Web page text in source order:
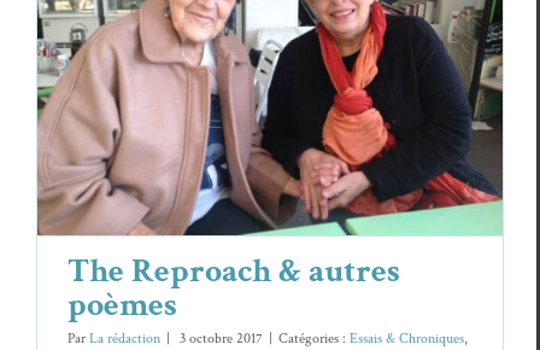
The Reproach & autres poèmes
Essais & Chroniques Judith Rodriguez
The Reproach & autres
poèmes
ParLa rédaction 3 octobre 2017 Catégories : Essais & Chroniques,